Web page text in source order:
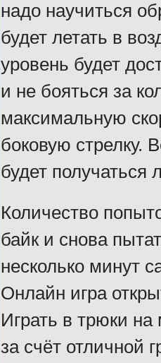
надо научиться
будет летать в
уровень будет
и не бояться за
максимальную
боковую стрелку.
будет получаться
Количество
байк и снова
несколько минут
Онлайн игра
Играть в трюки на
за счёт отличной